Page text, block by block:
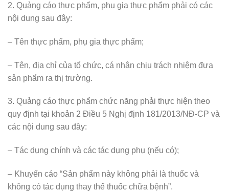
2. Quảng cáo thực phẩm, phụ gia thực phẩm phải có các
nội dung sau đây:
– Tên thực phẩm, phụ gia thực phẩm;
– Tên, địa chỉ của tổ chức, cá nhân chịu trách nhiệm đưa
sản phẩm ra thị trường.
3. Quảng cáo thực phẩm chức năng phải thực hiện theo
quy định tại khoản 2 Điều 5 Nghị định 181/2013/NĐ-CP và
các nội dung sau đây:
– Tác dụng chính và các tác dụng phụ (nếu có);
– Khuyến cáo “Sản phẩm này không phải là thuốc và
không có tác dụng thay thế thuốc chữa bệnh”.